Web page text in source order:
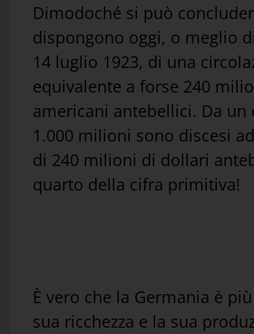
Dimodoché si può
dispongono oggi, o meglio
14 luglio 1923, di una
equivalente a forse 240
americani antebellici. Da un
1.000 milioni sono discesi
di 240 milioni di dollari
quarto della cifra primitiva!
È vero che la Germania è
sua ricchezza e la sua